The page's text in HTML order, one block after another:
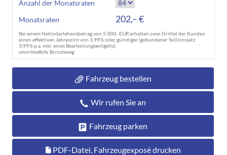
Anzahl der Monatsraten
Monatsraten
202,– €
Bei einem Nettodarlehensbetrag von 5.000,- EUR erhalten zwei Drittel der Kunden
einen effektiven Jahreszins von 3,99% oder günstiger (gebundener Sollzinssatz
3,99% p.a. inkl. eines Bearbeitungsentgelts).
unverbindliche Berechnung
Fahrzeug bestellen
Wir rufen Sie an
Fahrzeug parken
PDF-Datei, Fahrzeugexposé drucken